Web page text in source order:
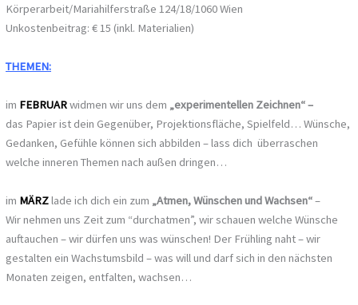
Körperarbeit/Mariahilferstraße 124/18/1060 Wien
Unkostenbeitrag: € 15 (inkl. Materialien)
THEMEN:
im FEBRUARwidmen wir uns dem „experimentellen Zeichnen“ –
das Papier ist dein Gegenüber, Projektionsfläche, Spielfeld… Wünsche,
Gedanken, Gefühle können sich abbilden – lass dich überraschen
welche inneren Themen nach außen dringen…
im MÄRZlade ich dich ein zum „Atmen, Wünschen und Wachsen“–
Wir nehmen uns Zeit zum “durchatmen”, wir schauen welche Wünsche
auftauchen – wir dürfen uns was wünschen! Der Frühling naht – wir
gestalten ein Wachstumsbild – was will und darf sich in den nächsten
Monaten zeigen, entfalten, wachsen…